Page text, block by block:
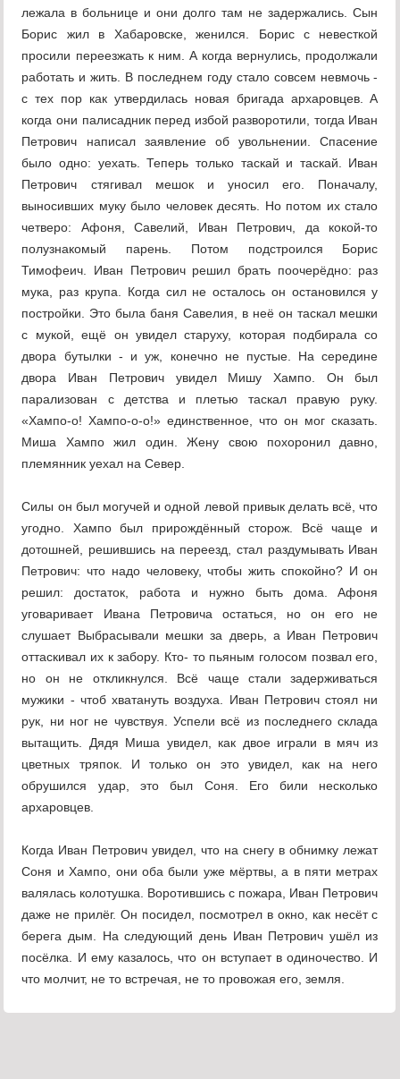
лежала в больнице и они долго там не задержались. Сын
Борис жил в Хабаровске, женился. Борис с невесткой
просили переезжать к ним. А когда вернулись, продолжали
работать и жить. В последнем году стало совсем невмочь -
с тех пор как утвердилась новая бригада архаровцев. А
когда они палисадник перед избой разворотили, тогда Иван
Петрович написал заявление об увольнении. Спасение
было одно: уехать. Теперь только таскай и таскай. Иван
Петрович стягивал мешок и уносил его. Поначалу,
выносивших муку было человек десять. Но потом их стало
четверо: Афоня, Савелий, Иван Петрович, да кокой-то
полузнакомый парень. Потом подстроился Борис
Тимофеич. Иван Петрович решил брать поочерёдно: раз
мука, раз крупа. Когда сил не осталось он остановился у
постройки. Это была баня Савелия, в неё он таскал мешки
с мукой, ещё он увидел старуху, которая подбирала со
двора бутылки - и уж, конечно не пустые. На середине
двора Иван Петрович увидел Мишу Хампо. Он был
парализован с детства и плетью таскал правую руку.
«Хампо-о! Хампо-о-о!» единственное, что он мог сказать.
Миша Хампо жил один. Жену свою похоронил давно,
племянник уехал на Север.
Силы он был могучей и одной левой привык делать всё, что
угодно. Хампо был прирождённый сторож. Всё чаще и
дотошней, решившись на переезд, стал раздумывать Иван
Петрович: что надо человеку, чтобы жить спокойно? И он
решил: достаток, работа и нужно быть дома. Афоня
уговаривает Ивана Петровича остаться, но он его не
слушает Выбрасывали мешки за дверь, а Иван Петрович
оттаскивал их к забору. Кто- то пьяным голосом позвал его,
но он не откликнулся. Всё чаще стали задерживаться
мужики - чтоб хватануть воздуха. Иван Петрович стоял ни
рук, ни ног не чувствуя. Успели всё из последнего склада
вытащить. Дядя Миша увидел, как двое играли в мяч из
цветных тряпок. И только он это увидел, как на него
обрушился удар, это был Соня. Его били несколько
архаровцев.
Когда Иван Петрович увидел, что на снегу в обнимку лежат
Соня и Хампо, они оба были уже мёртвы, а в пяти метрах
валялась колотушка. Воротившись с пожара, Иван Петрович
даже не прилёг. Он посидел, посмотрел в окно, как несёт с
берега дым. На следующий день Иван Петрович ушёл из
посёлка. И ему казалось, что он вступает в одиночество. И
что молчит, не то встречая, не то провожая его, земля.